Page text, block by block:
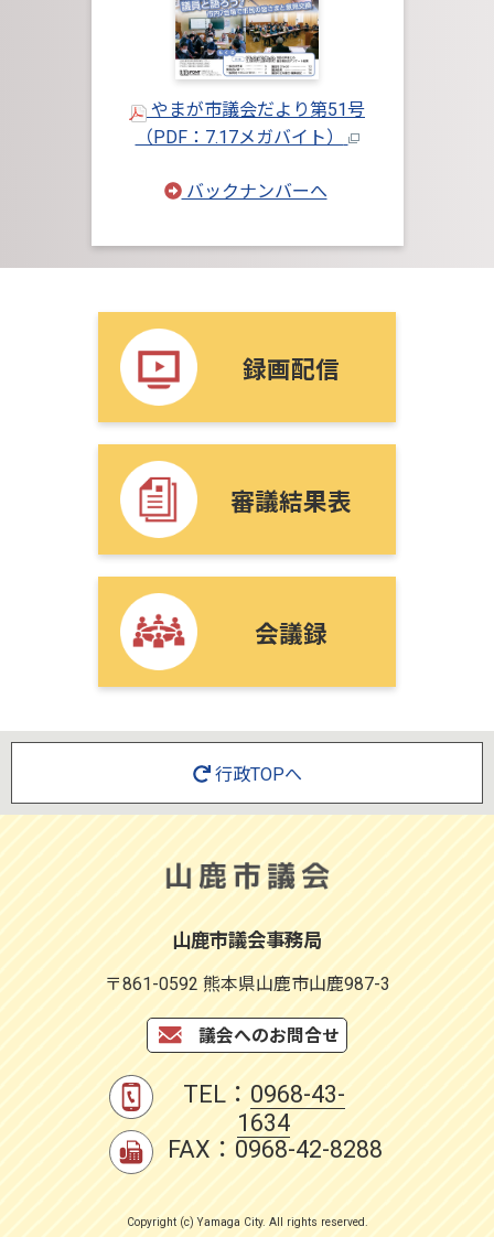
やまが市議会だより第51号
（PDF：7.17メガバイト）
バックナンバーへ
録画配信
審議結果表
会議録
行政TOPへ
山鹿市議会事務局
〒861-0592 熊本県山鹿市山鹿987-3
議会へのお問合せ
TEL： 0968-43-
1634
FAX：0968-42-8288
Copyright (c) Yamaga City. All rights reserved.